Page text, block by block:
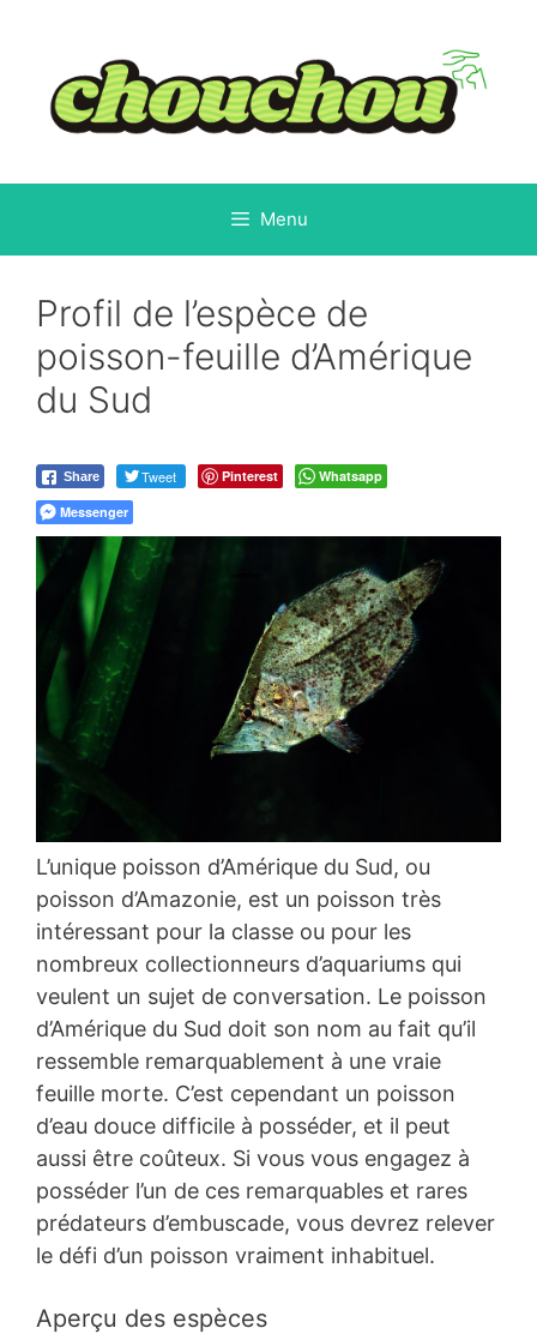
contenu
Menu
Profil de l’espèce de
poisson-feuille d’Amérique
du Sud
Share Tweet Pinterest
Whatsapp
Messenger
L’unique poisson d’Amérique du Sud, ou
poisson d’Amazonie, est un poisson très
intéressant pour la classe ou pour les
nombreux collectionneurs d’aquariums qui
veulent un sujet de conversation. Le poisson
d’Amérique du Sud doit son nom au fait qu’il
ressemble remarquablement à une vraie
feuille morte. C’est cependant un poisson
d’eau douce difficile à posséder, et il peut
aussi être coûteux. Si vous vous engagez à
posséder l’un de ces remarquables et rares
prédateurs d’embuscade, vous devrez relever
le défi d’un poisson vraiment inhabituel.
Aperçu des espèces